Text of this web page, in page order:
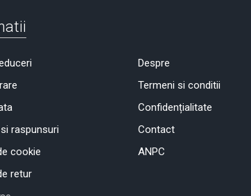
raspunsuri
cookie
retur
Despre
Termeni si conditii
Confidențialitate
Contact
ANPC